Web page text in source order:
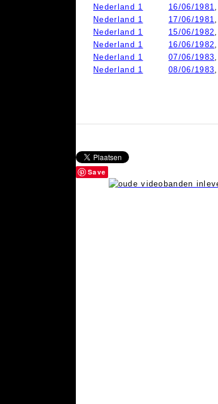
Nederland 1
16/06/1981
Nederland 1
17/06/1981
Nederland 1
15/06/1982
Nederland 1
16/06/1982
Nederland 1
07/06/1983
Nederland 1
08/06/1983
Save